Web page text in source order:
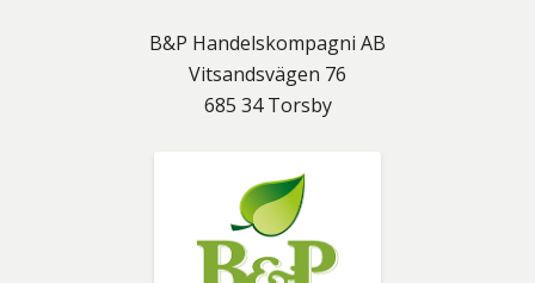
B&P Handelskompagni AB
Vitsandsvägen 76
685 34 Torsby